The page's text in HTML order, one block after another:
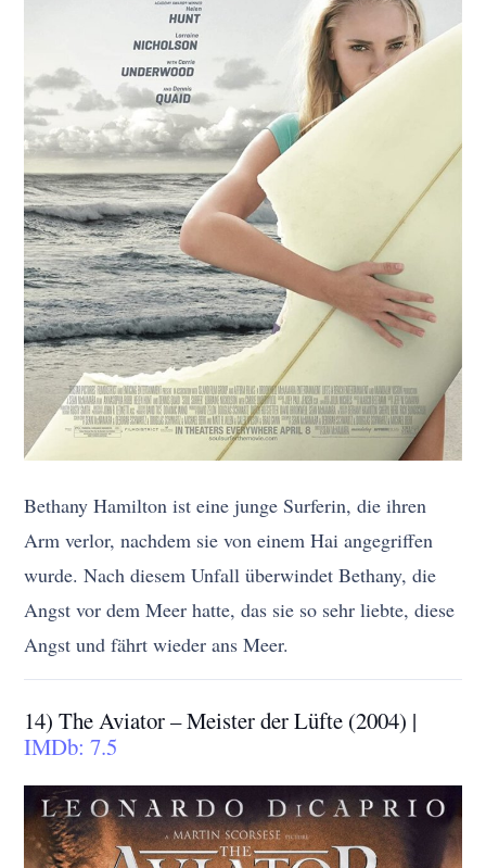
Bethany Hamilton ist eine junge Surferin, die ihren
Arm verlor, nachdem sie von einem Hai angegriffen
wurde. Nach diesem Unfall überwindet Bethany, die
Angst vor dem Meer hatte, das sie so sehr liebte, diese
Angst und fährt wieder ans Meer.
14) The Aviator – Meister der Lüfte (2004) |
IMDb: 7.5